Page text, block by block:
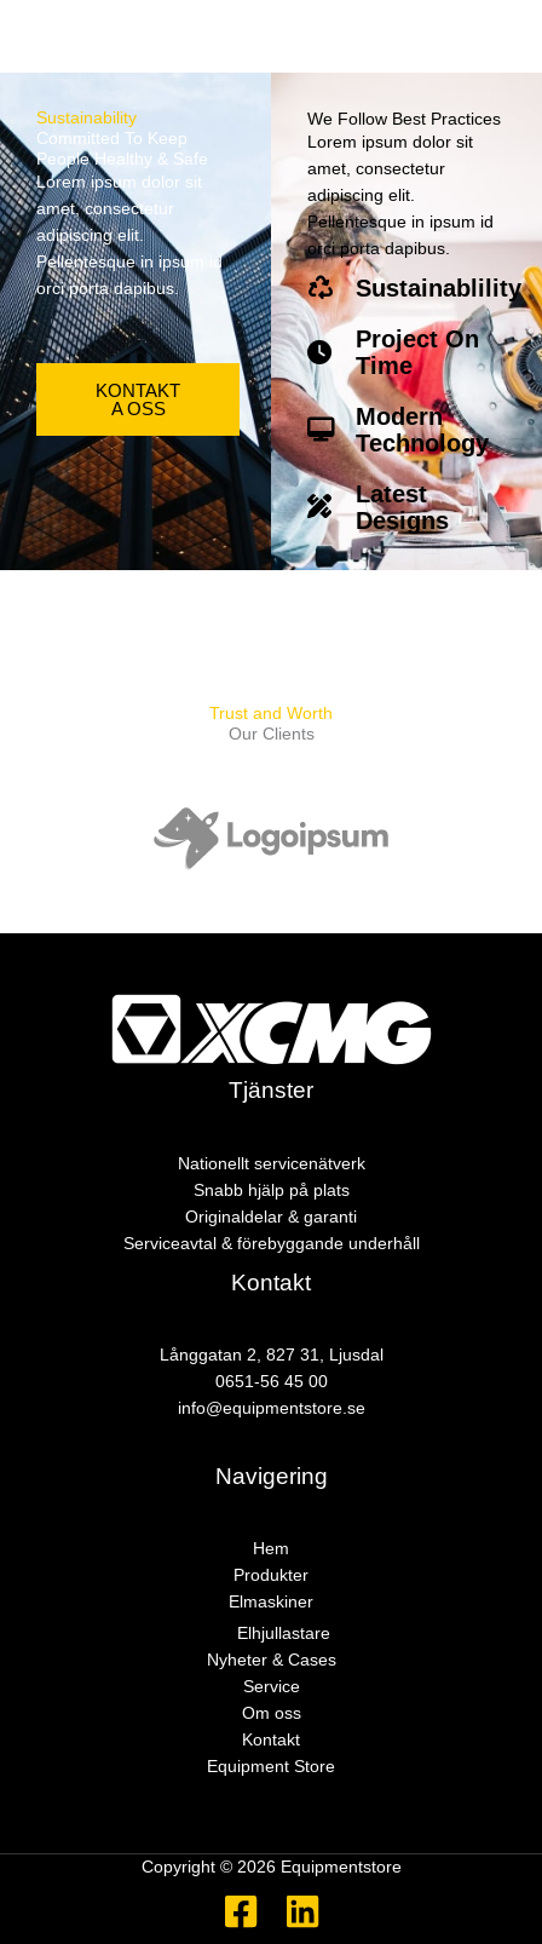
Sustainability
Committed To Keep
People Healthy & Safe
Lorem ipsum dolor sit
amet, consectetur
adipiscing elit.
Pellentesque in ipsum id
orci porta dapibus.
KONTAKT
A OSS
We Follow Best Practices
Lorem ipsum dolor sit
amet, consectetur
adipiscing elit.
Pellentesque in ipsum id
orci porta dapibus.
Sustainablility
Project On
Time
Modern
Technology
Latest
Designs
Trust and Worth
Our Clients
Tjänster
Nationellt servicenätverk
Snabb hjälp på plats
Originaldelar & garanti
Serviceavtal & förebyggande underhåll
Kontakt
Långgatan 2, 827 31, Ljusdal
0651-56 45 00
info@equipmentstore.se
Navigering
Hem
Produkter
Elmaskiner
Elhjullastare
Nyheter & Cases
Service
Om oss
Kontakt
Equipment Store
Copyright © 2026 Equipmentstore